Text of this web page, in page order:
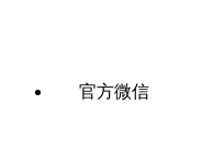
官方微信